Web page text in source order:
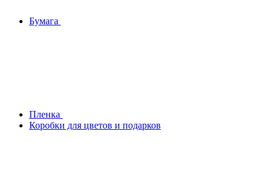
Бумага
Плeнка
Коробки для цветов и подарков